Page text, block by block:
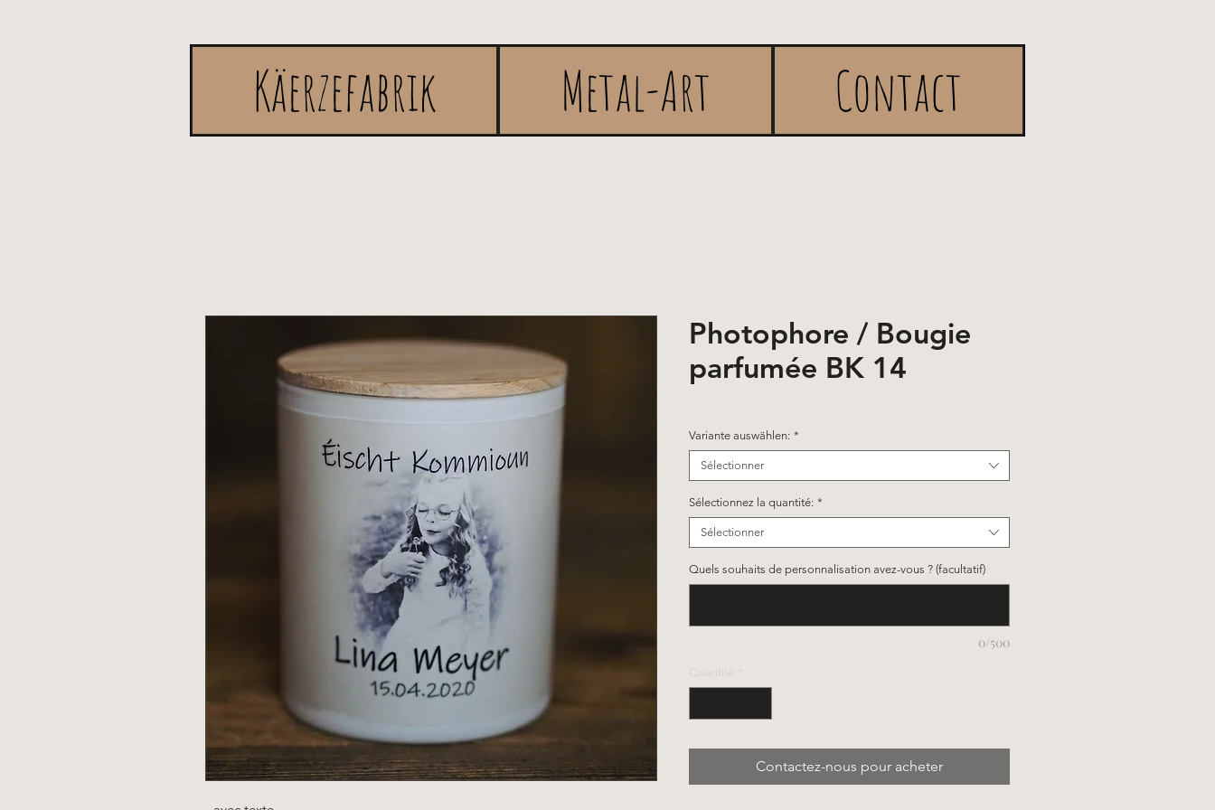
Käerzefabrik Metal-Art Contact
Photophore / Bougie
parfumée BK 14
Variante auswählen: *
Sélectionner
Sélectionnez la quantité: *
Sélectionner
Quels souhaits de personnalisation avez-vous ? (facultatif)
0/500
Quantité
Contactez-nous pour acheter